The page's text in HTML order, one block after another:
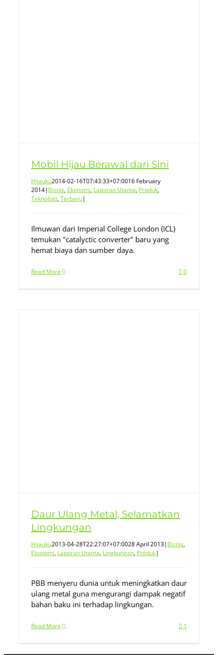
Mobil Hijau Berawal dari Sini
Hijauku2014-02-16T07:43:33+07:0016 February
2014| Bisnis, Ekonomi, Laporan Utama, Produk,
Teknologi,Terbaru|
Ilmuwan dari Imperial College London (ICL)
temukan "catalyctic converter" baru yang
hemat biaya dan sumber daya.
Read More 0
Daur Ulang Metal, Selamatkan
Lingkungan
Hijauku2013-04-28T22:27:07+07:0028 April 2013| Bisnis,
Ekonomi, Laporan Utama, Lingkungan, Produk|
PBB menyeru dunia untuk meningkatkan daur
ulang metal guna mengurangi dampak negatif
bahan baku ini terhadap lingkungan.
Read More 1